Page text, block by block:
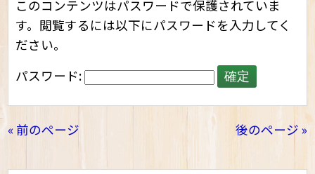
このコンテンツはパスワードで保護されていま
す。閲覧するには以下にパスワードを入力してく
ださい。
パスワード:
« 前のページ 後のページ »